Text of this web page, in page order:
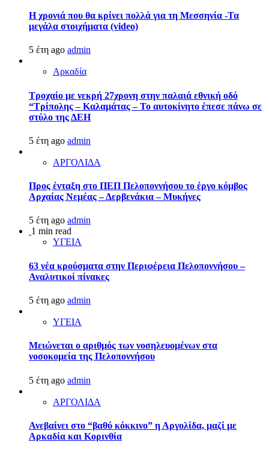
Η χρονιά που θα κρίνει πολλά για τη Μεσσηνία -Τα
μεγάλα στοιχήματα (video)
5 έτη ago admin
Αρκαδία
Τροχαίο με νεκρή 27χρονη στην παλαιά εθνική οδό
“Τρίπολης – Καλαμάτας – Το αυτοκίνητο έπεσε πάνω σε
στύλο της ΔΕΗ
5 έτη ago admin
ΑΡΓΟΛΙΔΑ
Προς ένταξη στο ΠΕΠ Πελοποννήσου το έργο κόμβος
Αρχαίας Νεμέας – Δερβενάκια – Μυκήνες
5 έτη ago admin
1 min read
ΥΓΕΙΑ
63 νέα κρούσματα στην Περιφέρεια Πελοποννήσου –
Αναλυτικοί πίνακες
5 έτη ago admin
ΥΓΕΙΑ
Μειώνεται ο αριθμός των νοσηλευομένων στα
νοσοκομεία της Πελοποννήσου
5 έτη ago admin
ΑΡΓΟΛΙΔΑ
Ανεβαίνει στο “βαθύ κόκκινο” η Αργολίδα, μαζί με
Αρκαδία και Κορινθία